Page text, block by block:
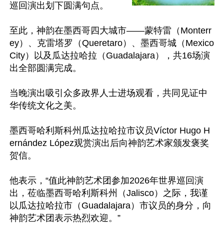
巡回演出划下圆满句点。
至此，神韵在墨西哥四大城市——蒙特雷（Monterr
ey）、克雷塔罗（Queretaro）、墨西哥城（Mexico
City）以及瓜达拉哈拉（Guadalajara），共16场演
出全部圆满完成。
当晚演出吸引众多政界人士进场观看，共同见证中
华传统文化之美。
墨西哥哈利斯科州瓜达拉哈拉市议员Víctor Hugo H
ernández López观赏演出后向神韵艺术家颁发褒奖
贺信。
他表示，“值此神韵艺术团参加2026年世界巡回演
出，莅临墨西哥哈利斯科州（Jalisco）之际，我谨
以瓜达拉哈拉市（Guadalajara）市议员的身分，向
神韵艺术团表示热烈欢迎。”